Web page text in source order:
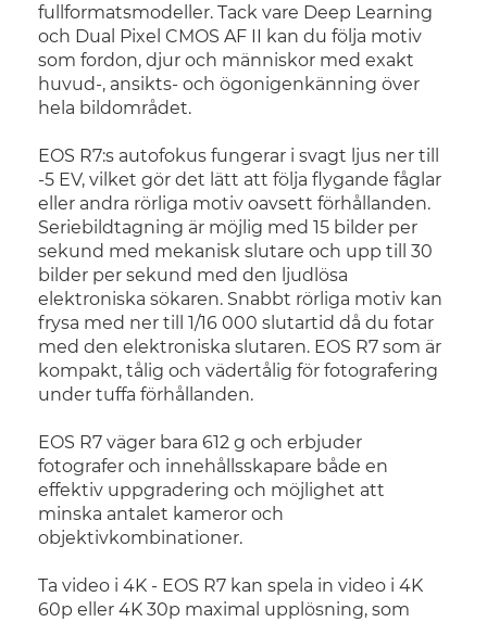
fullformatsmodeller. Tack vare Deep Learning
och Dual Pixel CMOS AF II kan du följa motiv
som fordon, djur och människor med exakt
huvud-, ansikts- och ögonigenkänning över
hela bildområdet.
EOS R7:s autofokus fungerar i svagt ljus ner till
-5 EV, vilket gör det lätt att följa flygande fåglar
eller andra rörliga motiv oavsett förhållanden.
Seriebildtagning är möjlig med 15 bilder per
sekund med mekanisk slutare och upp till 30
bilder per sekund med den ljudlösa
elektroniska sökaren. Snabbt rörliga motiv kan
frysa med ner till 1/16 000 slutartid då du fotar
med den elektroniska slutaren. EOS R7 som är
kompakt, tålig och vädertålig för fotografering
under tuffa förhållanden.
EOS R7 väger bara 612 g och erbjuder
fotografer och innehållsskapare både en
effektiv uppgradering och möjlighet att
minska antalet kameror och
objektivkombinationer.
Ta video i 4K - EOS R7 kan spela in video i 4K
60p eller 4K 30p maximal upplösning, som